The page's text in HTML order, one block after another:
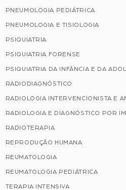
PNEUMOLOGIA PEDIÁTRICA
PNEUMOLOGIA E TISIOLOGIA
PSIQUIATRIA
PSIQUIATRIA FORENSE
PSIQUIATRIA DA INFÂNCIA E DA
RADIODIAGNÓSTICO
RADIOLOGIA INTERVENCIONISTA E
RADIOLOGIA E DIAGNÓSTICO POR
RADIOTERAPIA
REPRODUÇÃO HUMANA
REUMATOLOGIA
REUMATOLOGIA PEDIÁTRICA
TERAPIA INTENSIVA